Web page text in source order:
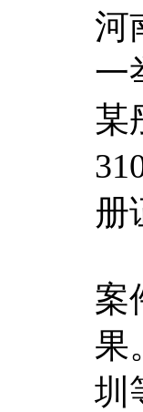
河
一
某
册
案
果
圳